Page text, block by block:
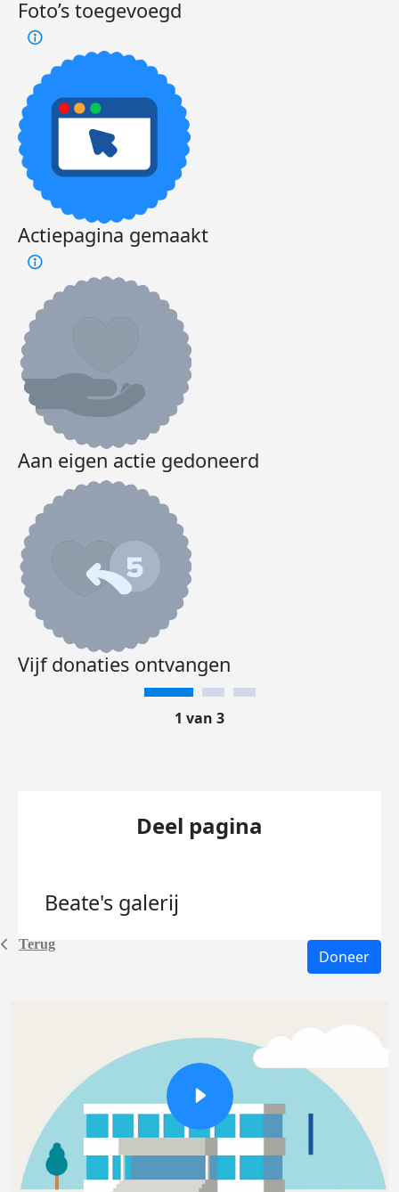
Terug
Foto’s toegevoegd
Actiepagina gemaakt
Aan eigen actie gedoneerd
Vijf donaties ontvangen
1 van 3
Deel pagina
Beate's galerij
Doneer